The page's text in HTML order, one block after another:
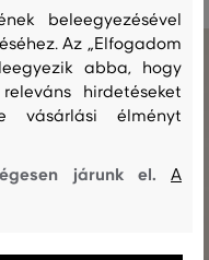
beleegyezésével
Az „Elfogadom
abba, hogy
hirdetéseket
vásárlási élményt
járunk el.A